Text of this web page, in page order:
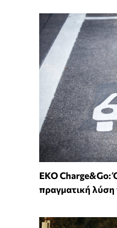
EKO Charge&Go:
πραγματική λύση